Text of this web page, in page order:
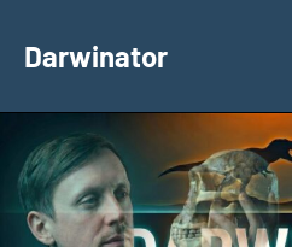
InhaltDarwinator
Evolutionsbiologie